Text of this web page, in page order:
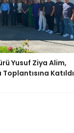
Yusuf Ziya Alim,
Katıldı